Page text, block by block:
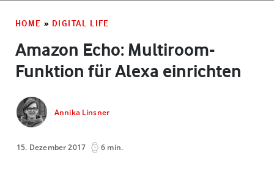
HOME » DIGITAL LIFE
Amazon Echo: Multiroom-
Funktion für Alexa einrichten
Annika Linsner
15. Dezember 2017 6 min.